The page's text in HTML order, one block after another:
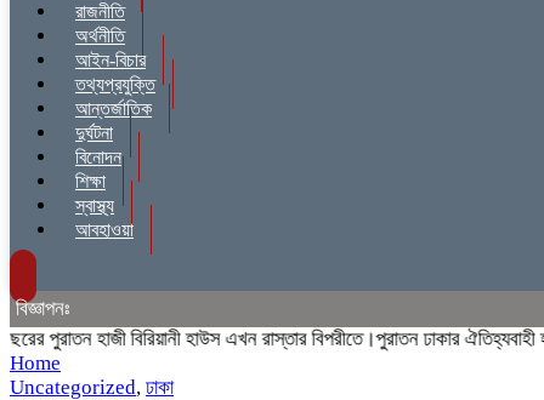
রাজনীতি
অর্থনীতি
আইন-বিচার
তথ্যপ্রযুক্তি
আন্তর্জাতিক
দুর্ঘটনা
বিনোদন
শিক্ষা
স্বাস্থ্য
আবহাওয়া
বিজ্ঞাপনঃ
পুরাতন হাজী বিরিয়ানী হাউস এখন রাস্তার বিপরীতে।পুরাতন ঢাকার
Home
Uncategorized, ঢাকা